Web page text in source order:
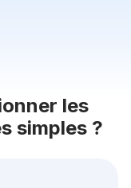
les
simples ?